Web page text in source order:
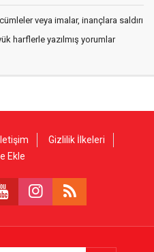
veya imalar, inançlara saldırı
harflerle yazılmış yorumlar
Gizlilik İlkeleri
Ekle